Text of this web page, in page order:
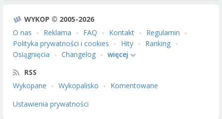
WYKOP © 2005-2026
O nas
Reklama FAQ Kontakt
Regulamin
Polityka prywatności i cookies
Hity
Ranking
Osiągnięcia
Changelog
więcej
RSS
Wykopane
Wykopalisko
Komentowane
Ustawienia prywatności